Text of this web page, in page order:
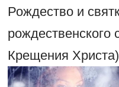
Рождество и
рождественского
Крещения